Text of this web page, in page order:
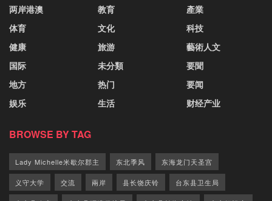
两岸港澳
体育
健康
国际
地方
娱乐
教育
文化
旅游
未分類
热门
生活
產業
科技
藝術人文
要聞
要闻
财经产业
BROWSE BY TAG
Lady Michelle米歇尔郡主 东北季风 东海龙门天圣宫
义守大学 交流 兩岸 县长饶庆铃 台东县卫生局